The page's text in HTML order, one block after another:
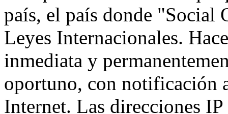
país, el país donde "Social
Leyes Internacionales.
inmediata y
oportuno, con notificación
Internet. Las direcciones